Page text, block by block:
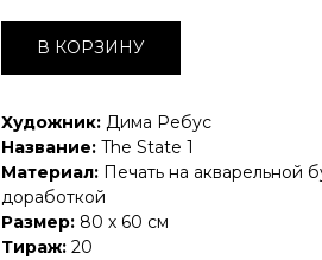
В КОРЗИНУ
Художник: Дима Ребус
Название: The State 1
Материал: Печать на акварельной
доработкой
Размер: 80 х 60 см
Тираж: 20